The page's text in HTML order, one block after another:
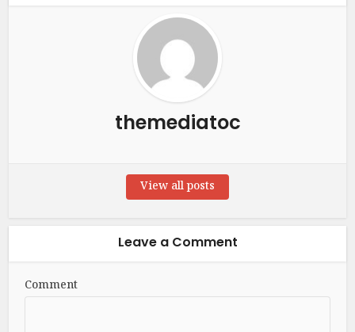
themediatoc
View all posts
Leave a Comment
Comment